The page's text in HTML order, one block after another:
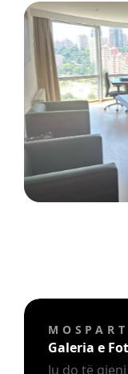
MOSPART
Galeria e
Ju do të